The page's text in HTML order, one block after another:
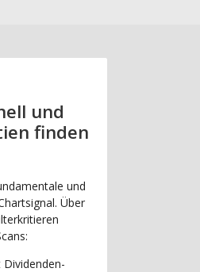
und
finden
und
Über